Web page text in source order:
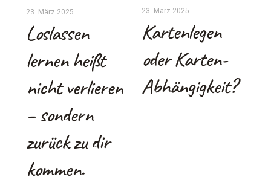
23. März 2025
Loslassen
lernen heißt
nicht verlieren
– sondern
zurück zu dir
kommen.
23. März 2025
Kartenlegen
oder Karten-
Abhängigkeit?